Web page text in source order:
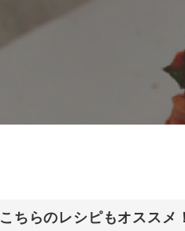
こちらのレシピもオススメ！